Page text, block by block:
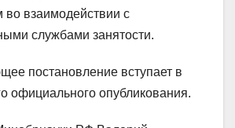
во взаимодействии с
службами занятости.
постановление вступает в
официального опубликования.